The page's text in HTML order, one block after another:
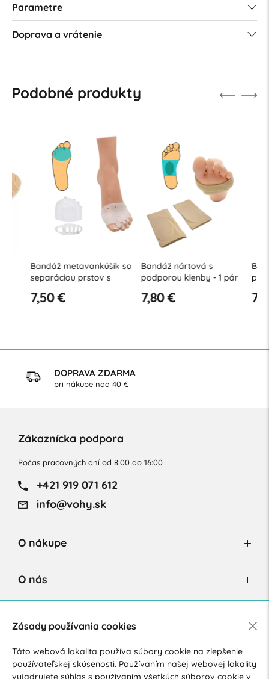
Parametre
Doprava a vrátenie
Podobné produkty
Bandáž metavankúšik so
separáciou prstov s
- 1 pár
7,50 €
Bandáž nártová s
podporou klenby - 1 pár
7,80 €
pár
7,80 €
DOPRAVA ZDARMA
pri nákupe nad 40 €
Zákaznícka podpora
Počas pracovných dní od 8:00 do 16:00
+421 919 071 612
info@vohy.sk
O nákupe
O nás
Súhlasím so spracovaním osobných údajov pre marketingové
Zásady používania cookies
Táto webová lokalita používa súbory cookie na zlepšenie
používateľskej skúsenosti. Používaním našej webovej lokality
vyjadrujete súhlas s používaním všetkých súborov cookie v